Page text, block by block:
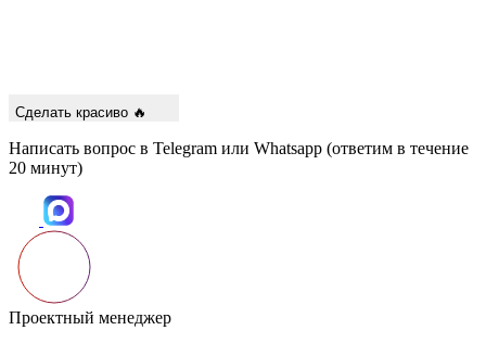
Сделать красиво 🔥
Написать вопрос в Telegram или Whatsapp (ответим в течение
20 минут)
Проектный менеджер